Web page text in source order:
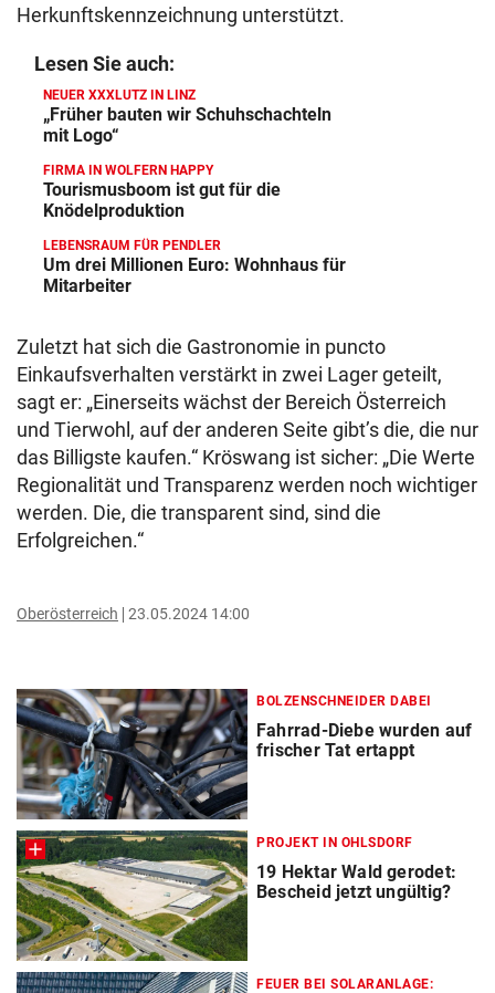
Herkunftskennzeichnung unterstützt.
Lesen Sie auch:
NEUER XXXLUTZ IN LINZ
„Früher bauten wir Schuhschachteln
mit Logo“
FIRMA IN WOLFERN HAPPY
Tourismusboom ist gut für die
Knödelproduktion
LEBENSRAUM FÜR PENDLER
Um drei Millionen Euro: Wohnhaus für
Mitarbeiter
Zuletzt hat sich die Gastronomie in puncto
Einkaufsverhalten verstärkt in zwei Lager geteilt,
sagt er: „Einerseits wächst der Bereich Österreich
und Tierwohl, auf der anderen Seite gibt’s die, die nur
das Billigste kaufen.“ Kröswang ist sicher: „Die Werte
Regionalität und Transparenz werden noch wichtiger
werden. Die, die transparent sind, sind die
Erfolgreichen.“
Oberösterreich 23.05.2024 14:00
BOLZENSCHNEIDER DABEI
Fahrrad-Diebe wurden auf
frischer Tat ertappt
PROJEKT IN OHLSDORF
19 Hektar Wald gerodet:
Bescheid jetzt ungültig?
FEUER BEI SOLARANLAGE: